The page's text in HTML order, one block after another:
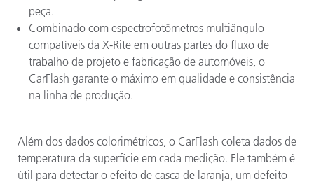
peça.
Combinado com espectrofotômetros multiângulo
compatíveis da X-Rite em outras partes do fluxo de
trabalho de projeto e fabricação de automóveis, o
CarFlash garante o máximo em qualidade e consistência
na linha de produção.
Além dos dados colorimétricos, o CarFlash coleta dados de
temperatura da superfície em cada medição. Ele também é
útil para detectar o efeito de casca de laranja, um defeito